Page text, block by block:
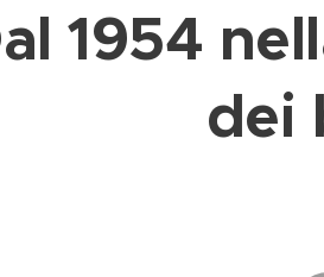
1954
dei